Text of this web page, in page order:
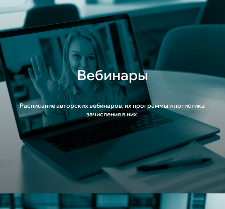
Вебинары
Расписание авторских вебинаров, их программы и логистика
зачисления в них.